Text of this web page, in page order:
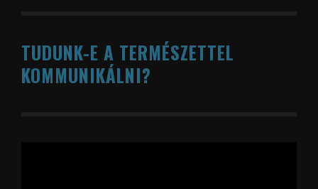
TUDUNK-E A TERMÉSZETTEL
KOMMUNIKÁLNI?